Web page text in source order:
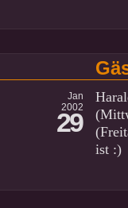
Jan
2002
29
ist :)